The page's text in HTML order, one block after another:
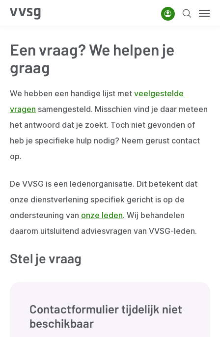
Overslaan
gaan
AccountZoeken
Een vraag? We helpen je
graag
We hebben een handige lijst met veelgestelde
vragen samengesteld. Misschien vind je daar meteen
het antwoord dat je zoekt. Toch niet gevonden of
heb je specifieke hulp nodig? Neem gerust contact
op.
De VVSG is een ledenorganisatie. Dit betekent dat
onze dienstverlening specifiek gericht is op de
ondersteuning van onze leden. Wij behandelen
daarom uitsluitend adviesvragen van VVSG-leden.
Stel je vraag
Contactformulier tijdelijk niet
beschikbaar